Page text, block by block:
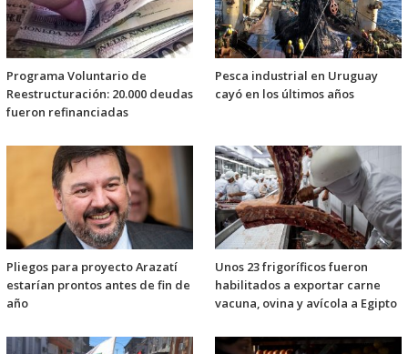
Programa Voluntario de
Reestructuración: 20.000 deudas
fueron refinanciadas
Pesca industrial en Uruguay
cayó en los últimos años
Pliegos para proyecto Arazatí
estarían prontos antes de fin de
año
Unos 23 frigoríficos fueron
habilitados a exportar carne
vacuna, ovina y avícola a Egipto